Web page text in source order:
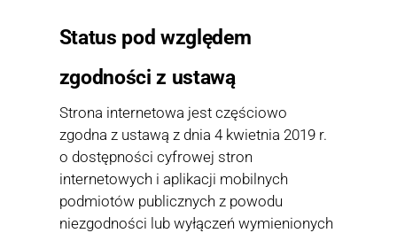
Status pod względem
zgodności z ustawą
Strona internetowa jest częściowo
zgodna z ustawą z dnia 4 kwietnia 2019 r.
o dostępności cyfrowej stron
internetowych i aplikacji mobilnych
podmiotów publicznych z powodu
niezgodności lub wyłączeń wymienionych